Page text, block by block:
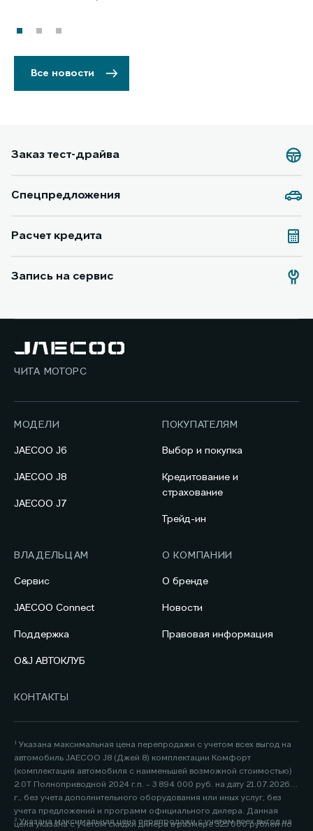
Все новости
Заказ тест-драйва
Спецпредложения
Расчет кредита
Запись на сервис
ЧИТА МОТОРС
МОДЕЛИ
JAECOO J6
JAECOO J8
JAECOO J7
ПОКУПАТЕЛЯМ
Выбор и покупка
Кредитование и
страхование
Трейд-ин
ВЛАДЕЛЬЦАМ
Сервис
JAECOO Connect
Поддержка
O&J АВТОКЛУБ
О КОМПАНИИ
О бренде
Новости
Правовая информация
КОНТАКТЫ
¹ Указана максимальная цена перепродажи с учетом всех выгод на
автомобиль JAECOO J8 (Джей 8) комплектации Комфорт
(комплектация автомобиля с наименьшей возможной стоимостью)
2.0Т Полноприводной 2024 г.п. - 3 894 000 руб. на дату 21.07.2026
г., без учета дополнительного оборудования или иных услуг, без
учета предложений и программ официального дилера. Данная
цена указана с учетом скидки дилера в размере 325 000 рублей по
² Указана максимальная цена перепродажи с учетом всех выгод на